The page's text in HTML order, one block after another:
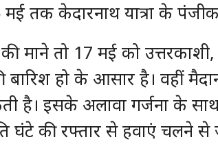
तक केदारनाथ यात्रा के
माने तो 17 मई को
बारिश हो के आसार है। वहीं
है। इसके अलावा गर्जना के
घंटे की रफ्तार से हवाएं चलने से